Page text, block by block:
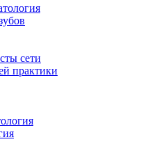
сети
практики